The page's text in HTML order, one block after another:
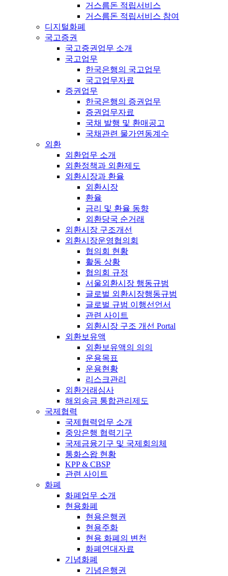
거스름돈 적립서비스
거스름돈 적립서비스 참여
디지털화폐
국고증권
국고증권업무 소개
국고업무
한국은행의 국고업무
국고업무자료
증권업무
한국은행의 증권업무
증권업무자료
국채 발행 및 환매공고
국채관련 물가연동계수
외환
외환업무 소개
외환정책과 외환제도
외환시장과 환율
외환시장
환율
금리 및 환율 동향
외환당국 순거래
외환시장 구조개선
외환시장운영협의회
협의회 현황
활동 상황
협의회 규정
서울외환시장 행동규범
글로벌 외환시장행동규범
글로벌 규범 이행선언서
관련 사이트
외환시장 구조 개선 Portal
외환보유액
외환보유액의 의의
운용목표
운용현황
리스크관리
외환거래심사
해외송금 통합관리제도
국제협력
국제협력업무 소개
중앙은행 협력기구
국제금융기구 및 국제회의체
통화스왑 현황
KPP & CBSP
관련 사이트
화폐
화폐업무 소개
현용화폐
현용은행권
현용주화
현용 화폐의 변천
화폐연대자료
기념화폐
기념은행권